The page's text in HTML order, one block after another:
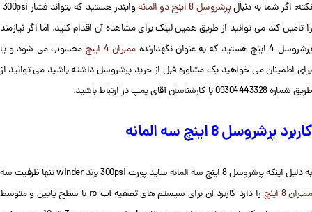
نکته: اگر شما به دنبالپرشروسل 8 اینچ دو المانه
را تامین کند می توانید از طریق همین لینک برای مشاهده آن اقدام کنید. اما اگر نیازمند
پرشروسل 4 اینچ هستید که به عنوان نگهدارنده
ممبران 4 اینچ
محسوب می شود و یا
برای اطمینان می خواهید یک مشاوره قبل از خرید پرشروسل داشته باشید می توانید از
طریق شماره 09304443328 با کارشناسان آقای پمپ در ارتباط باشید.
کاربرد پرشروسل 8 اینچ سه المانه
به دلیل اینکه پرشروسل 8 اینچ سه المانه ساید پورت 300psi برند winder تنها ظرفیت سه
ممبران 8 اینچ
را دارد کاربرد آن برای سیستم های تصفیه آب ro با سطح پایین و متوسط